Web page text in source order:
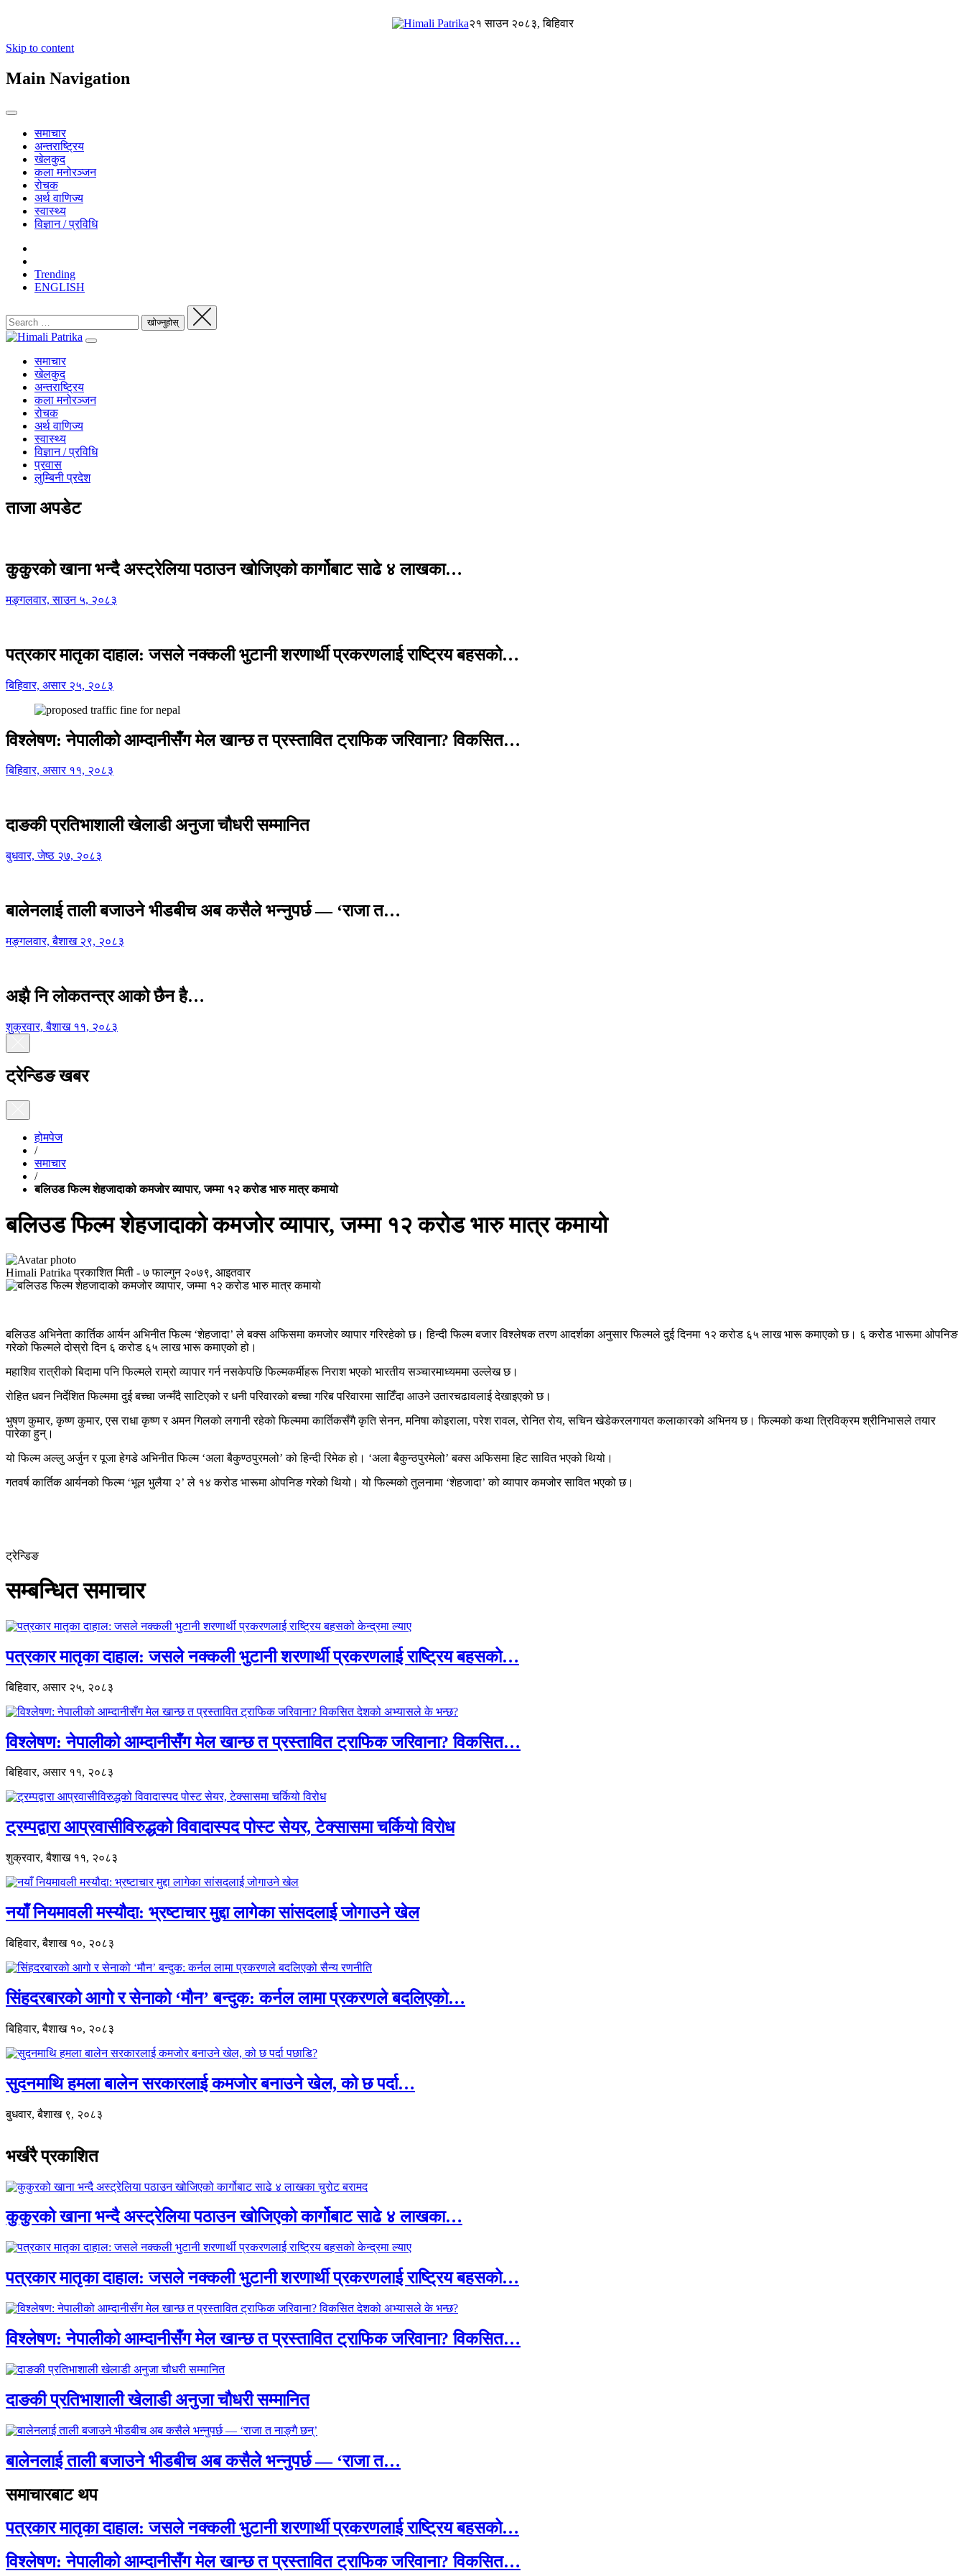
२१ साउन २०८३, बिहिवार
Skip to content
Main Navigation
समाचार
अन्तराष्ट्रिय
खेलकुद
कला मनोरञ्जन
रोचक
अर्थ वाणिज्य
स्वास्थ्य
विज्ञान / प्रविधि
Trending
ENGLISH
समाचार
खेलकुद
अन्तराष्ट्रिय
कला मनोरञ्जन
रोचक
अर्थ वाणिज्य
स्वास्थ्य
विज्ञान / प्रविधि
प्रवास
लुम्बिनी प्रदेश
ताजा अपडेट
कुकुरको खाना भन्दै अस्ट्रेलिया पठाउन खोजिएको कार्गोबाट साढे ४ लाखका…
मङ्गलवार, साउन ५, २०८३
पत्रकार मातृका दाहाल: जसले नक्कली भुटानी शरणार्थी प्रकरणलाई राष्ट्रिय बहसको…
बिहिवार, असार २५, २०८३
विश्लेषण: नेपालीको आम्दानीसँग मेल खान्छ त प्रस्तावित ट्राफिक जरिवाना? विकसित…
बिहिवार, असार ११, २०८३
दाङकी प्रतिभाशाली खेलाडी अनुजा चौधरी सम्मानित
बुधवार, जेष्ठ २७, २०८३
बालेनलाई ताली बजाउने भीडबीच अब कसैले भन्नुपर्छ — ‘राजा त…
मङ्गलवार, बैशाख २९, २०८३
अझै नि लोकतन्त्र आको छैन है…
शुक्रवार, बैशाख ११, २०८३
ट्रेन्डिङ खबर
होमपेज
/
समाचार
/
बलिउड फिल्म शेहजादाको कमजोर व्यापार, जम्मा १२ करोड भारु मात्र कमायो
बलिउड फिल्म शेहजादाको कमजोर व्यापार, जम्मा १२ करोड भारु मात्र कमायो
Himali Patrika प्रकाशित मिती - ७ फाल्गुन २०७९, आइतवार
बलिउड अभिनेता कार्तिक आर्यन अभिनीत फिल्म ‘शेहजादा’ ले बक्स अफिसमा कमजोर व्यापार गरिरहेको छ। हिन्दी फिल्म बजार विश्लेषक तरण आदर्शका अनुसार फिल्मले दुई दिनमा १२ करोड ६५ लाख भारू कमाएको छ। ६ करोेड भारूमा ओपनिङ
गरेको फिल्मले दोस्रो दिन ६ करोड ६५ लाख भारू कमाएको हो।
महाशिव रात्रीको बिदामा पनि फिल्मले राम्रो व्यापार गर्न नसकेपछि फिल्मकर्मीहरू निराश भएको भारतीय सञ्चारमाध्यममा उल्लेख छ।
रोहित धवन निर्देशित फिल्ममा दुई बच्चा जन्मँदै साटिएको र धनी परिवारको बच्चा गरिब परिवारमा साटिँदा आउने उतारचढावलाई देखाइएको छ।
भुषण कुमार, कृष्ण कुमार, एस राधा कृष्ण र अमन गिलको लगानी रहेको फिल्ममा कार्तिकसँगै कृति सेनन, मनिषा कोइराला, परेश रावल, रोनित रोय, सचिन खेडेकरलगायत कलाकारको अभिनय छ। फिल्मको कथा त्रिविक्रम श्रीनिभासले तयार
पारेका हुन्।
यो फिल्म अल्लु अर्जुन र पूजा हेगडे अभिनीत फिल्म ‘अला बैकुण्ठपुरमलो’ को हिन्दी रिमेक हो। ‘अला बैकुन्ठपुरमेलो’ बक्स अफिसमा हिट सावित भएको थियो।
गतवर्ष कार्तिक आर्यनको फिल्म ‘भूल भुलैया २’ ले १४ करोड भारूमा ओपनिङ गरेको थियो। यो फिल्मको तुलनामा ‘शेहजादा’ को व्यापार कमजोर सावित भएको छ।
ट्रेन्डिङ
सम्बन्धित समाचार
पत्रकार मातृका दाहाल: जसले नक्कली भुटानी शरणार्थी प्रकरणलाई राष्ट्रिय बहसको…
बिहिवार, असार २५, २०८३
विश्लेषण: नेपालीको आम्दानीसँग मेल खान्छ त प्रस्तावित ट्राफिक जरिवाना? विकसित…
बिहिवार, असार ११, २०८३
ट्रम्पद्वारा आप्रवासीविरुद्धको विवादास्पद पोस्ट सेयर, टेक्सासमा चर्कियो विरोध
शुक्रवार, बैशाख ११, २०८३
नयाँ नियमावली मस्यौदा: भ्रष्टाचार मुद्दा लागेका सांसदलाई जोगाउने खेल
बिहिवार, बैशाख १०, २०८३
सिंहदरबारको आगो र सेनाको ‘मौन’ बन्दुक: कर्नल लामा प्रकरणले बदलिएको…
बिहिवार, बैशाख १०, २०८३
सुदनमाथि हमला बालेन सरकारलाई कमजोर बनाउने खेल, को छ पर्दा…
बुधवार, बैशाख ९, २०८३
भर्खरै प्रकाशित
कुकुरको खाना भन्दै अस्ट्रेलिया पठाउन खोजिएको कार्गोबाट साढे ४ लाखका…
पत्रकार मातृका दाहाल: जसले नक्कली भुटानी शरणार्थी प्रकरणलाई राष्ट्रिय बहसको…
विश्लेषण: नेपालीको आम्दानीसँग मेल खान्छ त प्रस्तावित ट्राफिक जरिवाना? विकसित…
दाङकी प्रतिभाशाली खेलाडी अनुजा चौधरी सम्मानित
बालेनलाई ताली बजाउने भीडबीच अब कसैले भन्नुपर्छ — ‘राजा त…
समाचारबाट थप
पत्रकार मातृका दाहाल: जसले नक्कली भुटानी शरणार्थी प्रकरणलाई राष्ट्रिय बहसको…
विश्लेषण: नेपालीको आम्दानीसँग मेल खान्छ त प्रस्तावित ट्राफिक जरिवाना? विकसित…